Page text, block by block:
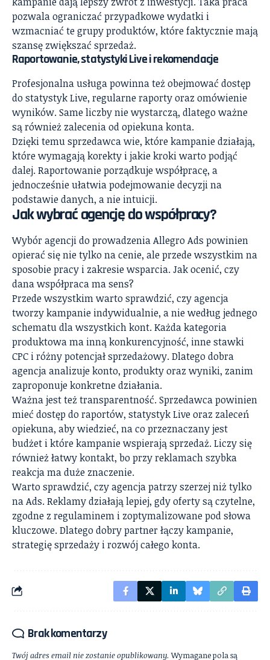
pozwala ograniczać przypadkowe wydatki i
wzmacniać te grupy produktów, które faktycznie mają
szansę zwiększać sprzedaż.
Raportowanie, statystyki Live i rekomendacje
Profesjonalna usługa powinna też obejmować dostęp
do statystyk Live, regularne raporty oraz omówienie
wyników. Same liczby nie wystarczą, dlatego ważne
są również zalecenia od opiekuna konta.
Dzięki temu sprzedawca wie, które kampanie działają,
które wymagają korekty i jakie kroki warto podjąć
dalej. Raportowanie porządkuje współpracę, a
jednocześnie ułatwia podejmowanie decyzji na
podstawie danych, a nie intuicji.
Jak wybrać agencję do współpracy?
Wybór agencji do prowadzenia Allegro Ads powinien
opierać się nie tylko na cenie, ale przede wszystkim na
sposobie pracy i zakresie wsparcia. Jak ocenić, czy
dana współpraca ma sens?
Przede wszystkim warto sprawdzić, czy agencja
tworzy kampanie indywidualnie, a nie według jednego
schematu dla wszystkich kont. Każda kategoria
produktowa ma inną konkurencyjność, inne stawki
CPC i różny potencjał sprzedażowy. Dlatego dobra
agencja analizuje konto, produkty oraz wyniki, zanim
zaproponuje konkretne działania.
Ważna jest też transparentność. Sprzedawca powinien
mieć dostęp do raportów, statystyk Live oraz zaleceń
opiekuna, aby wiedzieć, na co przeznaczany jest
budżet i które kampanie wspierają sprzedaż. Liczy się
również łatwy kontakt, bo przy reklamach szybka
reakcja ma duże znaczenie.
Warto sprawdzić, czy agencja patrzy szerzej niż tylko
na Ads. Reklamy działają lepiej, gdy oferty są czytelne,
zgodne z regulaminem i zoptymalizowane pod słowa
kluczowe. Dlatego dobry partner łączy kampanie,
strategię sprzedaży i rozwój całego konta.
Brak komentarzy
Twój adres email nie zostanie opublikowany. Wymagane pola są